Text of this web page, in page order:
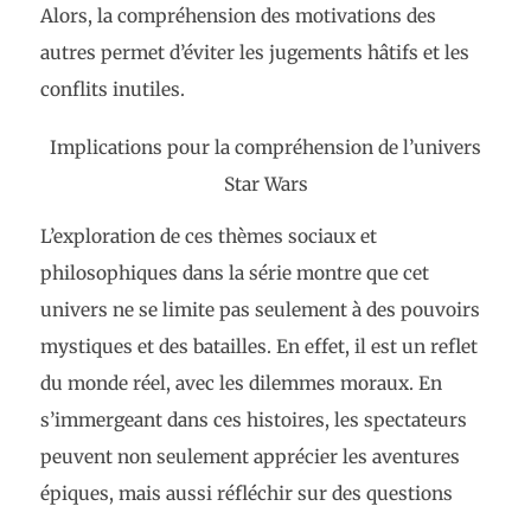
Alors, la compréhension des motivations des
autres permet d’éviter les jugements hâtifs et les
conflits inutiles.
Implications pour la compréhension de l’univers
Star Wars
L’exploration de ces thèmes sociaux et
philosophiques dans la série montre que cet
univers ne se limite pas seulement à des pouvoirs
mystiques et des batailles. En effet, il est un reflet
du monde réel, avec les dilemmes moraux. En
s’immergeant dans ces histoires, les spectateurs
peuvent non seulement apprécier les aventures
épiques, mais aussi réfléchir sur des questions